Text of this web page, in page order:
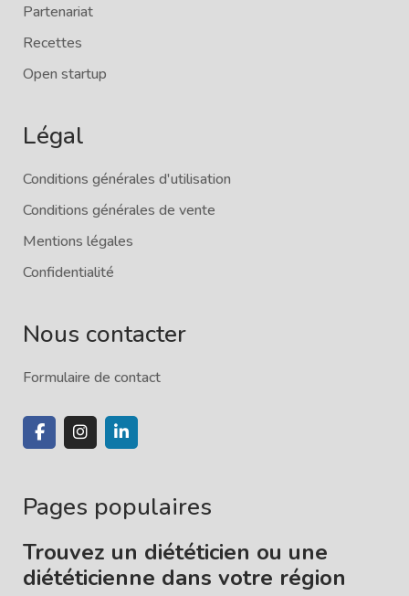
Partenariat
Recettes
Open startup
Légal
Conditions générales d'utilisation
Conditions générales de vente
Mentions légales
Confidentialité
Nous contacter
Formulaire de contact
Pages populaires
Trouvez un diététicien ou une
diététicienne dans votre région